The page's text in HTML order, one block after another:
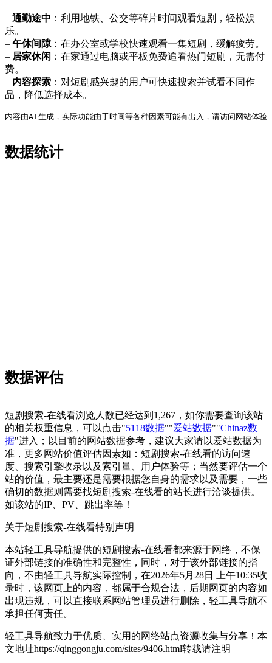
– 通勤途中 ：利用地铁、公交等碎片时间观看短剧，轻松娱
乐。
– 午休间隙：在办公室或学校快速观看一集短剧，缓解疲劳。
– 居家休闲 ：在家通过电脑或平板免费追看热门短剧，无需付
费。
– 内容探索 ：对短剧感兴趣的用户可快速搜索并试看不同作
品，降低选择成本。
内容由AI生成，实际功能由于时间等各种因素可能有出入，请访问网站体验
数据统计
数据评估
短剧搜索-在线看浏览人数已经达到1,267，如你需要查询该站
的相关权重信息，可以点击"5118数据""爱站数据""Chinaz数
据"进入；以目前的网站数据参考，建议大家请以爱站数据为
准，更多网站价值评估因素如：短剧搜索-在线看的访问速
度、搜索引擎收录以及索引量、用户体验等；当然要评估一个
站的价值，最主要还是需要根据您自身的需求以及需要，一些
确切的数据则需要找短剧搜索-在线看的站长进行洽谈提供。
如该站的IP、PV、跳出率等！
关于短剧搜索-在线看特别声明
本站轻工具导航提供的短剧搜索-在线看都来源于网络，不保
证外部链接的准确性和完整性，同时，对于该外部链接的指
向，不由轻工具导航实际控制，在2026年5月28日 上午10:35收
录时，该网页上的内容，都属于合规合法，后期网页的内容如
出现违规，可以直接联系网站管理员进行删除，轻工具导航不
承担任何责任。
轻工具导航致力于优质、实用的网络站点资源收集与分享！ 本
文地址https://qinggongju.com/sites/9406.html转载请注明